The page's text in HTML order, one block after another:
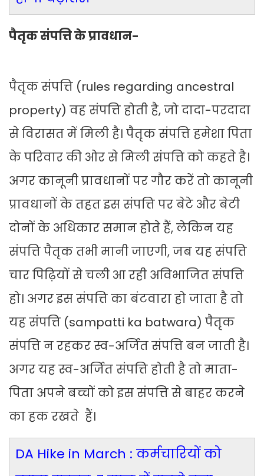
पैतृक संपत्ति के प्रावधान-
पैतृक संपत्ति (rules regarding ancestral
property) वह संपत्ति होती है, जो दादा-परदादा
से विरासत में मिली है। पैतृक संपत्ति हमेशा पिता
के परिवार की ओर से मिली संपत्ति को कहते है।
अगर कानूनी प्रावधानों पर गौर करें तो कानूनी
प्रावधानों के तहत इस संपत्ति पर बेटे और बेटी
दोनों के अधिकार समान होते हैं, लेकिन यह
संपत्ति पैतृक तभी मानी जाएगी, जब यह संपत्ति
चार पिढ़ियों से चली आ रही अविभाजित संपत्ति
हो। अगर इस संपत्ति का बंटवारा हो जाता है तो
यह संपत्ति (sampatti ka batwara) पैतृक
संपत्ति न रहकर स्व-अर्जित संपत्ति बन जाती है।
अगर यह स्व-अर्जित संपत्ति होती है तो माता-
पिता अपने बच्चों को इस संपत्ति से बाहर करने
का हक रखते हैं।
DA Hike in March : कर्मचारियों को